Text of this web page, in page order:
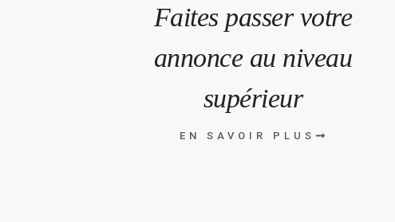
Faites passer votre
annonce au niveau
supérieur
EN SAVOIR PLUS